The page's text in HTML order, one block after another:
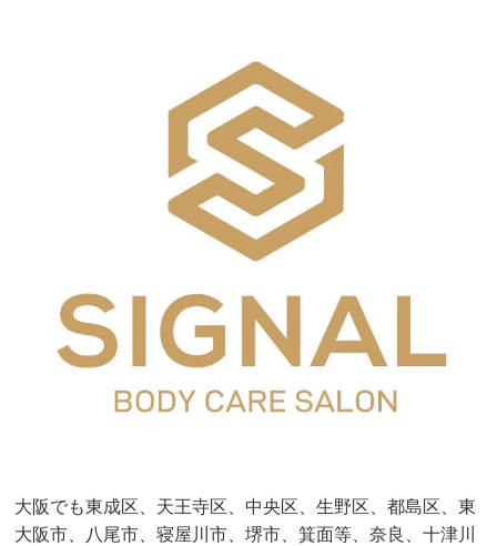
大阪でも東成区、天王寺区、中央区、生野区、都島区、東
大阪市、八尾市、寝屋川市、堺市、箕面等、奈良、十津川